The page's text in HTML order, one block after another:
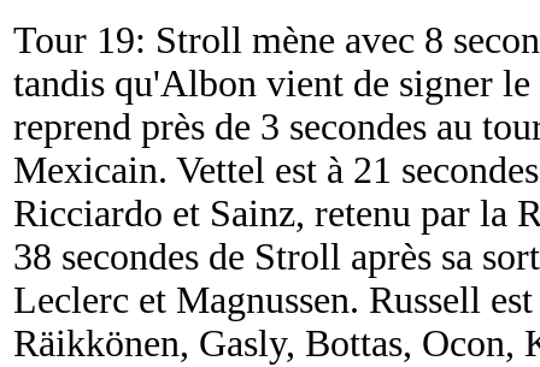
Tour 19: Stroll mène avec 8
tandis qu'Albon vient de signer
reprend près de 3 secondes au
Mexicain. Vettel est à 21
Ricciardo et Sainz, retenu par la
38 secondes de Stroll après sa
Leclerc et Magnussen. Russell
Räikkönen, Gasly, Bottas,